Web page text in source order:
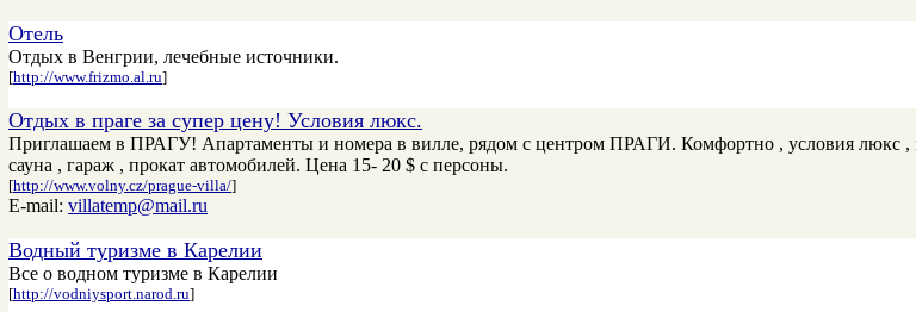
Отель
Отдых в Венгрии, лечебные источники.
[http://www.frizmo.al.ru]
Отдых в праге за супер цену! Условия люкс.
Приглашаем в ПРАГУ! Апартаменты и номера в вилле, рядом с центром ПРАГИ. Комфортно , условия люкс
сауна , гараж , прокат автомобилей. Цена 15- 20 $ с персоны.
[http://www.volny.cz/prague-villa/]
E-mail: villatemp@mail.ru
Водный туризме в Карелии
Все о водном туризме в Карелии
[http://vodniysport.narod.ru]